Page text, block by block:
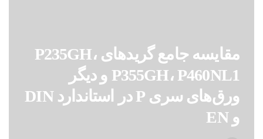
مقایسه جامع گریدهای P235GH،
P355GH، P460NL1 و دیگر
ورق‌های سری P در استاندارد DIN
و EN